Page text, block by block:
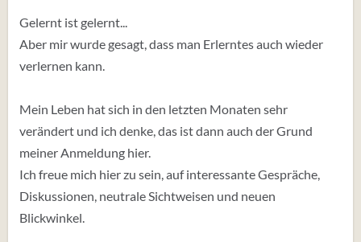
Gelernt ist gelernt...
Aber mir wurde gesagt, dass man Erlerntes auch wieder
verlernen kann.
Mein Leben hat sich in den letzten Monaten sehr
verändert und ich denke, das ist dann auch der Grund
meiner Anmeldung hier.
Ich freue mich hier zu sein, auf interessante Gespräche,
Diskussionen, neutrale Sichtweisen und neuen
Blickwinkel.